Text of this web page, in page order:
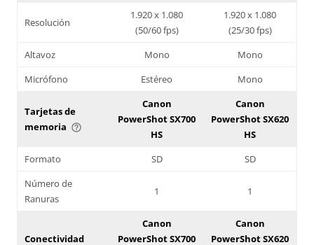
Resolución
1.920 x 1.080
(50/60 fps)
1.920 x 1.080
(25/30 fps)
Altavoz
Mono
Mono
Micrófono
Estéreo Mono
Tarjetas de
memoria help_outline
Canon
PowerShot SX700
HS
Canon
PowerShot SX620
HS
Formato
SD
SD
Número de
Ranuras
1 1
Conectividad
Canon
PowerShot SX700
Canon
PowerShot SX620